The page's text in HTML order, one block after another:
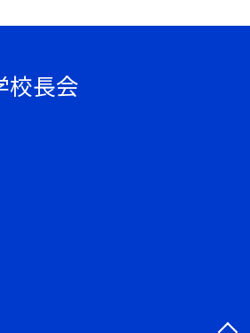
校長会